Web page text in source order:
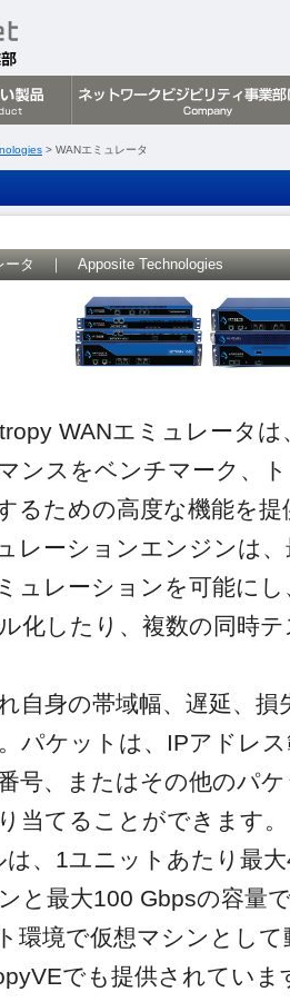
> WANエミュレータ
ータ ｜ Apposite Technologies
WANエミュレータ
ンスをベンチマーク、
るための高度な機能を
レーションエンジンは
ュレーションを可能に
化したり、複数の同時
自身の帯域幅、遅延、損
パケットは、IPアドレ
号、またはその他のパ
当てることができます。
は、1ユニットあたり最
と最大100 Gbpsの容量
環境で仮想マシンとし
でも提供されていま